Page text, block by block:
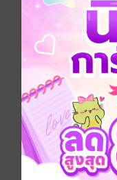
ต้องเผชิญหน้ากับข
กลัว และต้องไขป
หลังขบวนการนี้เป็
การ์ตูนจีน กำ
ซีรีส์
ประเภทไฟล์
วันที่วางขาย